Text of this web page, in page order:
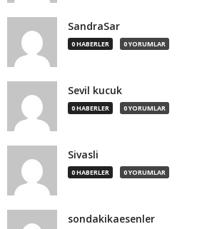
SandraSar
0 HABERLER 0 YORUMLAR
Sevil kucuk
0 HABERLER 0 YORUMLAR
Sivasli
0 HABERLER 0 YORUMLAR
sondakikaesenler